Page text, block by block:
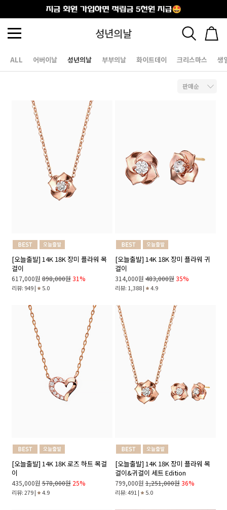
출석체크
성년의날
ALL 어버이날 성년의날 부부의날 화이트데이 크리스마스 생
[오늘출발] 14K 18K 장미 플라워 목
걸이
617,000원 898,000원 31%
리뷰: 949 | 5.0
[오늘출발] 14K 18K 장미 플라워 귀
걸이
314,000원 483,000원 35%
리뷰: 1,388 | 4.9
[오늘출발] 14K 18K 로즈 하트 목걸
이
435,000원 578,000원 25%
리뷰: 279 | 4.9
[오늘출발] 14K 18K 장미 플라워 목
걸이&귀걸이 세트 Edition
799,000원 1,251,000원 36%
리뷰: 491 | 5.0